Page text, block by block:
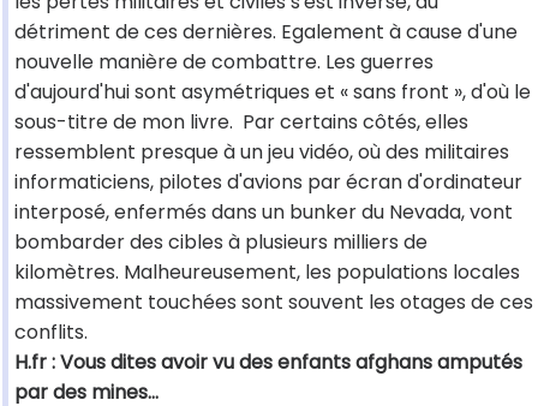
détriment de ces dernières. Egalement à cause d'une
nouvelle manière de combattre. Les guerres
d'aujourd'hui sont asymétriques et « sans front », d'où le
sous-titre de mon livre. Par certains côtés, elles
ressemblent presque à un jeu vidéo, où des militaires
informaticiens, pilotes d'avions par écran d'ordinateur
interposé, enfermés dans un bunker du Nevada, vont
bombarder des cibles à plusieurs milliers de
kilomètres. Malheureusement, les populations locales
massivement touchées sont souvent les otages de ces
conflits.
H.fr : Vous dites avoir vu des enfants afghans amputés
par des mines…